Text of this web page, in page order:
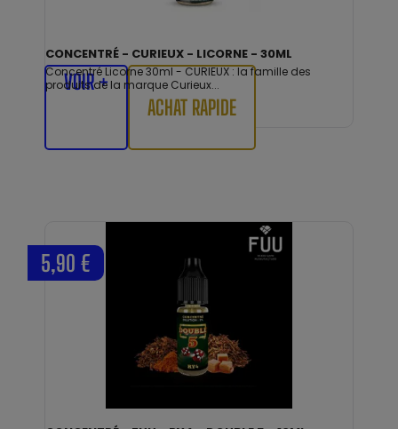
CONCENTRÉ - CURIEUX - LICORNE - 30ML
Concentré Licorne 30ml - CURIEUX : la famille des
produits de la marque Curieux...
VOIR +
ACHAT RAPIDE
5,90 €